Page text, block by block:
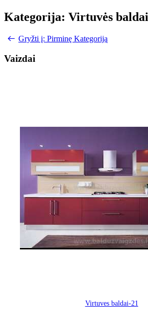
Kategorija: Virtuvės baldai
Gryžti į: Pirminę Kategoriją
Vaizdai
Virtuves baldai-21